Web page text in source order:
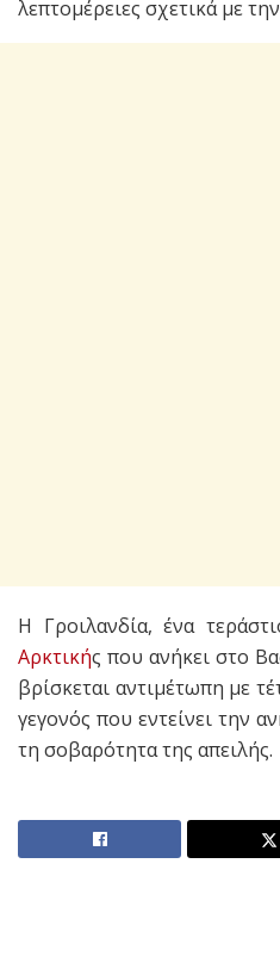
λεπτομέρειες σχετικά με
Η Γροιλανδία, ένα
Αρκτικής που ανήκει στο
βρίσκεται αντιμέτωπη με
γεγονός που εντείνει την
τη σοβαρότητα της απειλής.